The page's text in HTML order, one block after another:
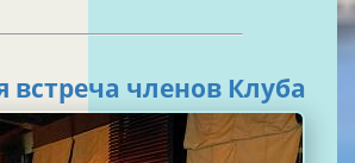
встреча членов Клуба